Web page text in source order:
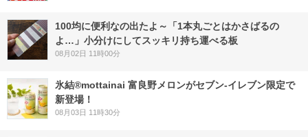
100均に便利なの出たよ～「1本丸ごとはかさばるの
よ…」小分けにしてスッキリ持ち運べる板
08月02日 11時00分
氷結®mottainai 富良野メロンがセブン‐イレブン限定で
新登場！
08月03日 11時30分